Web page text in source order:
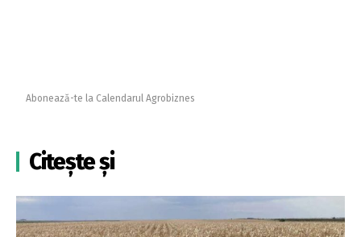
Abonează-te la Calendarul Agrobiznes
Citește și